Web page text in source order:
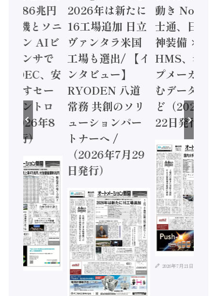
額86兆円
電機とソニ
コン AIビ
センサで
/ IDEC、安
かすセー
コントロ
2026年8
発行）
2026年は新たに
16工場追加 日立
ヴァンタラ米国
工場も選出/ 【イ
ンタビュー】
RYODEN 八道
常務 共創のソリ
ューションパー
トナーへ /
（2026年7月29
日発行）
動き
士通、日立
神装備 ×
HMS、老舗
プメーカー
むデータ活
ど（2026年
22日発行）
2026年7月21日